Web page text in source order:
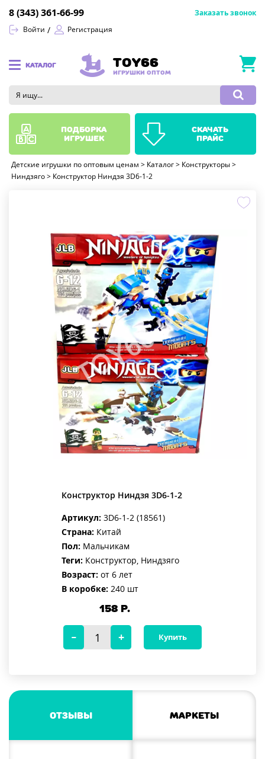
Войти Регистрация
8 (343) 361-66-99 Заказать звонок
КАТАЛОГ TOY66
ИГРУШКИ ОПТОМ
Детские игрушки по оптовым ценам > Каталог > Конструкторы >
Ниндзяго > Конструктор Ниндзя 3D6-1-2
Конструктор Ниндзя 3D6-1-2
Артикул: 3D6-1-2 (18561)
Страна: Китай
Пол: Мальчикам
Теги: Конструктор, Ниндзяго
Возраст: от 6 лет
В коробке: 240 шт
158Р.
Купить
Отзывы Маркеты
подборка
игрушек
скачать
прайс